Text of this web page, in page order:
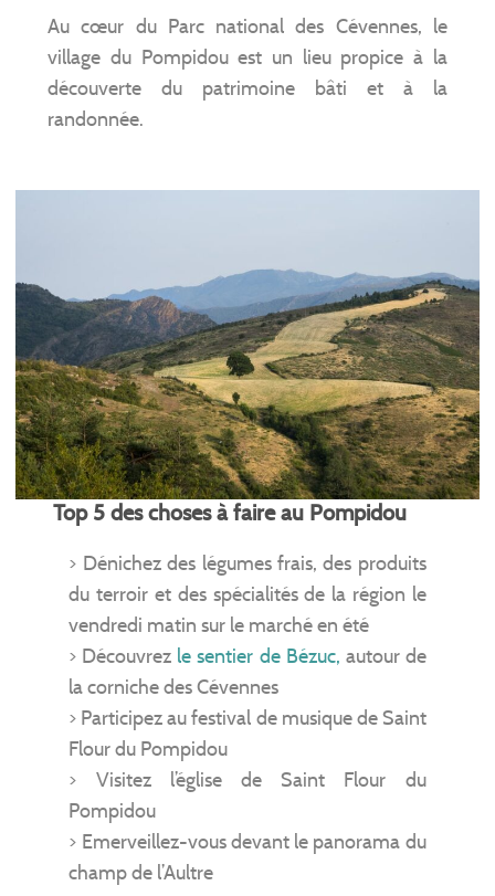
Au cœur du Parc national des Cévennes, le
village du Pompidou est un lieu propice à la
découverte du patrimoine bâti et à la
randonnée.
Top 5 des choses à faire au Pompidou
> Dénichez des légumes frais, des produits
du terroir et des spécialités de la région le
vendredi matin sur le marché en été
> Découvrez le sentier de Bézuc, autour de
la corniche des Cévennes
> Participez au festival de musique de Saint
Flour du Pompidou
> Visitez l’église de Saint Flour du
Pompidou
> Emerveillez-vous devant le panorama du
champ de l’Aultre